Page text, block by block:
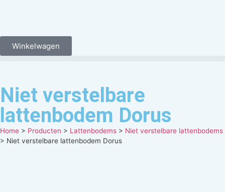
Winkelwagen
Niet verstelbare
lattenbodem Dorus
Home > Producten > Lattenbodems > Niet verstelbare lattenbodems
> Niet verstelbare lattenbodem Dorus